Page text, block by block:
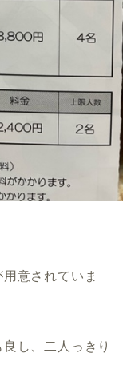
意されていま
し、二人っきり